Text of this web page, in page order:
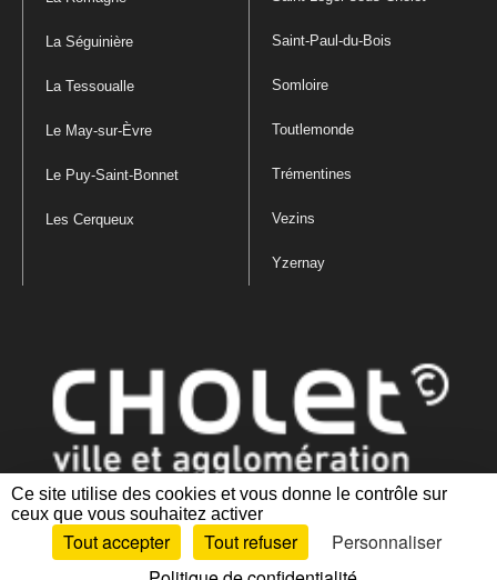
Ce site utilise des cookies et vous donne le contrôle sur
ceux que vous souhaitez activer
Tout accepter Tout refuser
Personnaliser
La Séguinière
La Tessoualle
Le May-sur-Èvre
Le Puy-Saint-Bonnet
Les Cerqueux
Saint-Paul-du-Bois
Somloire
Toutlemonde
Trémentines
Vezins
Yzernay
Mentions légales|Politique de confidentialité
des cookies |Plan du site Accessibilité : partiellement conforme